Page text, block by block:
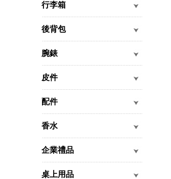
行李箱
後背包
腕錶
皮件
配件
香水
企業禮品
桌上用品